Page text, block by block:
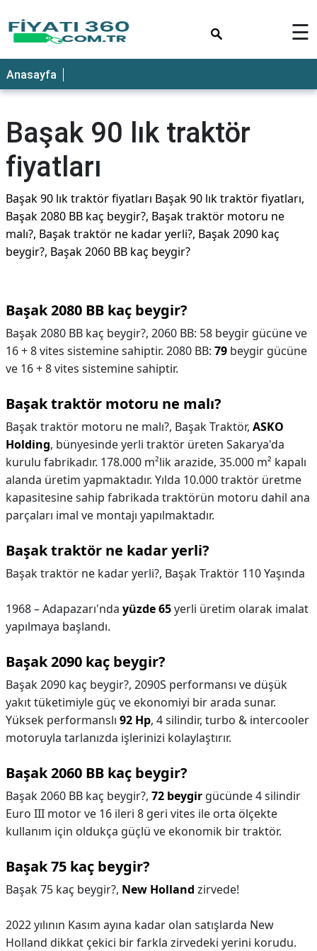
☰
Anasayfa
Başak 90 lık traktör
fiyatları
Başak 90 lık traktör fiyatları Başak 90 lık traktör fiyatları,
Başak 2080 BB kaç beygir?, Başak traktör motoru ne
malı?, Başak traktör ne kadar yerli?, Başak 2090 kaç
beygir?, Başak 2060 BB kaç beygir?
Başak 2080 BB kaç beygir?
Başak 2080 BB kaç beygir?, 2060 BB: 58 beygir gücüne ve
16 + 8 vites sistemine sahiptir. 2080 BB: 79 beygir gücüne
ve 16 + 8 vites sistemine sahiptir.
Başak traktör motoru ne malı?
Başak traktör motoru ne malı?, Başak Traktör, ASKO
Holding, bünyesinde yerli traktör üreten Sakarya'da
kurulu fabrikadır. 178.000 m²lik arazide, 35.000 m² kapalı
alanda üretim yapmaktadır. Yılda 10.000 traktör üretme
kapasitesine sahip fabrikada traktörün motoru dahil ana
parçaları imal ve montajı yapılmaktadır.
Başak traktör ne kadar yerli?
Başak traktör ne kadar yerli?, Başak Traktör 110 Yaşında
1968 – Adapazarı'nda yüzde 65yerli üretim olarak imalat
yapılmaya başlandı.
Başak 2090 kaç beygir?
Başak 2090 kaç beygir?, 2090S performansı ve düşük
yakıt tüketimiyle güç ve ekonomiyi bir arada sunar.
Yüksek performanslı 92 Hp, 4 silindir, turbo & intercooler
motoruyla tarlanızda işlerinizi kolaylaştırır.
Başak 2060 BB kaç beygir?
Başak 2060 BB kaç beygir?, 72 beygir gücünde 4 silindir
Euro III motor ve 16 ileri 8 geri vites ile orta ölçekte
kullanım için oldukça güçlü ve ekonomik bir traktör.
Başak 75 kaç beygir?
Başak 75 kaç beygir?, New Holland zirvede!
2022 yılının Kasım ayına kadar olan satışlarda New
Holland dikkat çekici bir farkla zirvedeki yerini korudu.